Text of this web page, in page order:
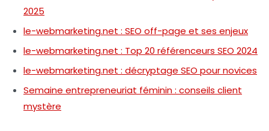
2025
le-webmarketing.net : SEO off-page et ses enjeux
le-webmarketing.net : Top 20 référenceurs SEO 2024
le-webmarketing.net : décryptage SEO pour novices
Semaine entrepreneuriat féminin : conseils client
mystère